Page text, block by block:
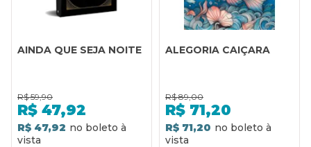
AINDA QUE SEJA NOITE
R$ 59,90
R$ 47,92
R$ 47,92
ALEGORIA CAIÇARA
R$ 89,00
R$ 71,20
R$ 71,20